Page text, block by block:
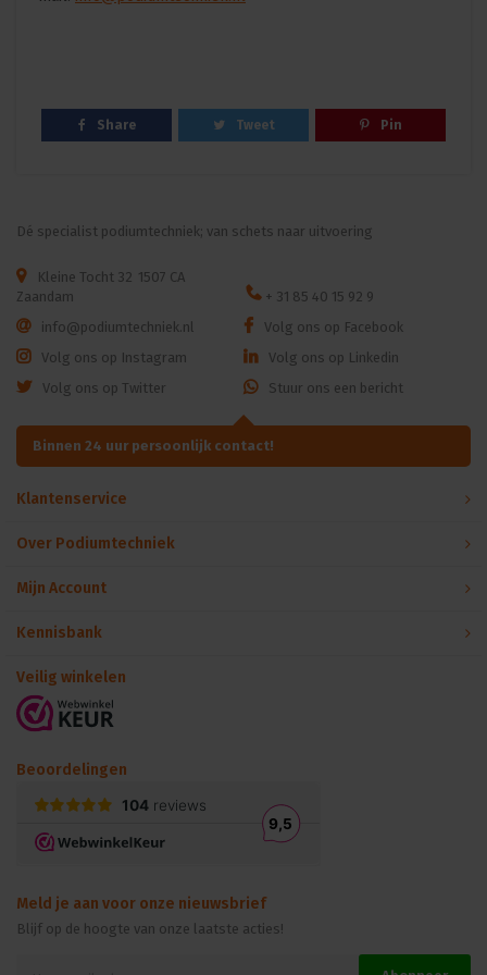
Share Tweet Pin
Dé specialist podiumtechniek; van schets naar uitvoering
Kleine Tocht 32 1507 CA
Zaandam
+ 31 85 40 15 92 9
info@podiumtechniek.nl
Volg ons op Facebook
Volg ons op Instagram
Volg ons op Linkedin
Volg ons op Twitter
Stuur ons een bericht
Binnen 24 uur persoonlijk contact!
Klantenservice
Over Podiumtechniek
Mijn Account
Kennisbank
Veilig winkelen
Beoordelingen
Meld je aan voor onze nieuwsbrief
Blijf op de hoogte van onze laatste acties!